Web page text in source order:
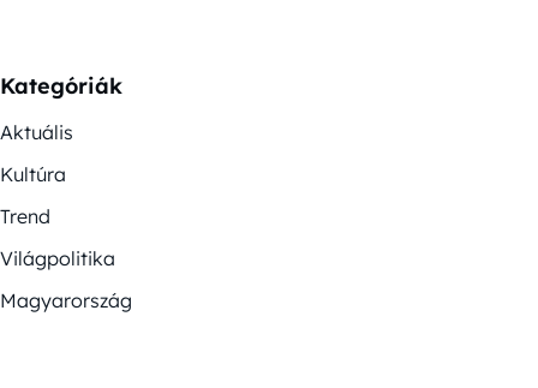
Kategóriák
Aktuális
Kultúra
Trend
Világpolitika
Magyarország